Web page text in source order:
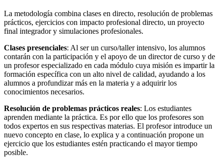
La metodología combina clases en directo, resolución de problemas
prácticos, ejercicios con impacto profesional directo, un proyecto
final integrador y simulaciones profesionales.
Clases presenciales: Al ser un curso/taller intensivo, los alumnos
contarán con la participación y el apoyo de un director de curso y de
un profesor especializado en cada módulo cuya misión es impartir la
formación específica con un alto nivel de calidad, ayudando a los
alumnos a profundizar más en la materia y a adquirir los
conocimientos necesarios.
Resolución de problemas prácticos reales: Los estudiantes
aprenden mediante la práctica. Es por ello que los profesores son
todos expertos en sus respectivas materias. El profesor introduce un
nuevo concepto en clase, lo explica y a continuación propone un
ejercicio que los estudiantes estén practicando el mayor tiempo
posible.